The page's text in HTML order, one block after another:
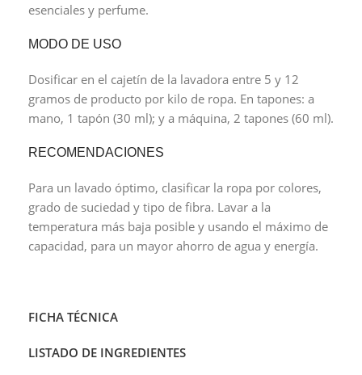
esenciales y perfume.
MODO DE USO
Dosificar en el cajetín de la lavadora entre 5 y 12
gramos de producto por kilo de ropa. En tapones: a
mano, 1 tapón (30 ml); y a máquina, 2 tapones (60 ml).
RECOMENDACIONES
Para un lavado óptimo, clasificar la ropa por colores,
grado de suciedad y tipo de fibra. Lavar a la
temperatura más baja posible y usando el máximo de
capacidad, para un mayor ahorro de agua y energía.
FICHA TÉCNICA
LISTADO DE INGREDIENTES